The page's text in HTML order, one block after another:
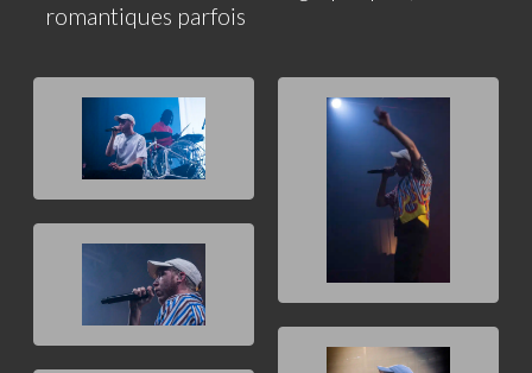
romantiques parfois